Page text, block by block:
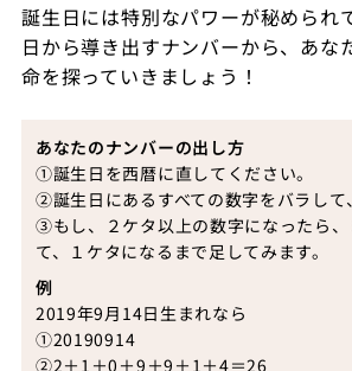
誕生日には特別なパワーが秘められ
日から導き出すナンバーから、あな
命を探っていきましょう！
あなたのナンバーの出し方
①誕生日を西暦に直してください。
②誕生日にあるすべての数字をバラして
③もし、２ケタ以上の数字になったら
て、１ケタになるまで足してみます。
例
2019年9月14日生まれなら
①20190914
②2＋1＋0＋9＋9＋1＋4＝26